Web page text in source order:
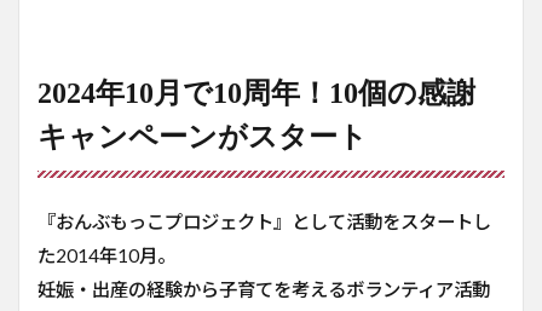
2024年10月で10周年！10個の感謝
キャンペーンがスタート
『おんぶもっこプロジェクト』として活動をスタートし
た2014年10月。
妊娠・出産の経験から子育てを考えるボランティア活動